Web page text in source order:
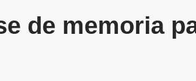
de memoria